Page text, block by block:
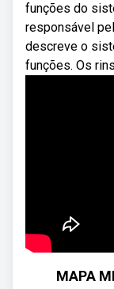
funções do
responsável
descreve o
funções. Os
MAPA